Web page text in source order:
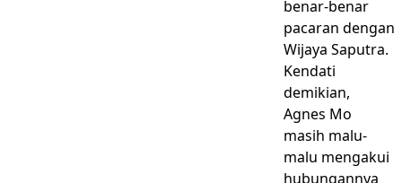
benar-benar
pacaran dengan
Wijaya Saputra.
Kendati
demikian,
Agnes Mo
masih malu-
malu mengakui
hubungannya